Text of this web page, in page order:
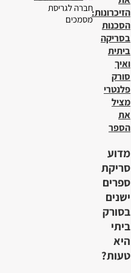
הזיכרונות:
הסכנות
בסריקה
ביתית
ואיך
סורק
פלנטרי
מציל
את
הספר
מדוע
סריקת
ספרים
ישנים
בסורק
ביתי
היא
טעות?
חברה לגריסת
מסמכים